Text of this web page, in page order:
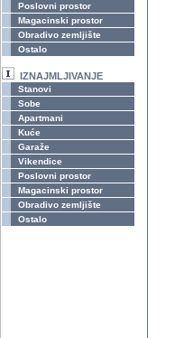
Poslovni prostor
Magacinski prostor
Obradivo zemljište
Ostalo
IZNAJMLJIVANJE
Stanovi
Sobe
Apartmani
Kuće
Garaže
Vikendice
Poslovni prostor
Magacinski prostor
Obradivo zemljište
Ostalo